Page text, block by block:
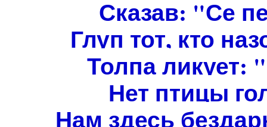
Сказав: "Се
Глуп тот, кто
Толпа ликует:
Нет птицы
Нам здесь